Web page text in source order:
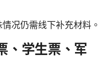
况仍需线下补充材料。
、学生票、军